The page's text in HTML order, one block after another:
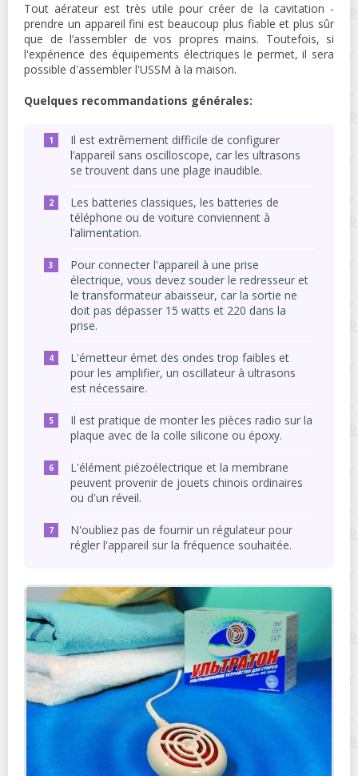
Tout aérateur est très utile pour créer de la cavitation -
prendre un appareil fini est beaucoup plus fiable et plus sûr
que de l’assembler de vos propres mains. Toutefois, si
l'expérience des équipements électriques le permet, il sera
possible d'assembler l'USSM à la maison.
Quelques recommandations générales:
Il est extrêmement difficile de configurer
l’appareil sans oscilloscope, car les ultrasons
se trouvent dans une plage inaudible.
Les batteries classiques, les batteries de
téléphone ou de voiture conviennent à
l’alimentation.
Pour connecter l'appareil à une prise
électrique, vous devez souder le redresseur et
le transformateur abaisseur, car la sortie ne
doit pas dépasser 15 watts et 220 dans la
prise.
L'émetteur émet des ondes trop faibles et
pour les amplifier, un oscillateur à ultrasons
est nécessaire.
Il est pratique de monter les pièces radio sur la
plaque avec de la colle silicone ou époxy.
L'élément piézoélectrique et la membrane
peuvent provenir de jouets chinois ordinaires
ou d'un réveil.
N'oubliez pas de fournir un régulateur pour
régler l'appareil sur la fréquence souhaitée.